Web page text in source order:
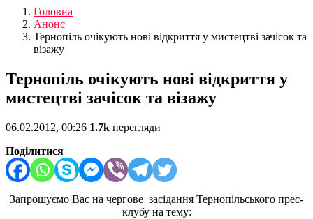
Головна
Анонс
Тернопіль очікують нові відкриття у мистецтві зачісок та
візажу
Тернопіль очікують нові відкриття у
мистецтві зачісок та візажу
06.02.2012, 00:26 1.7k перегляди
Поділитися
Запрошуємо Вас на чергове засідання Тернопільського прес-
клубу на тему: